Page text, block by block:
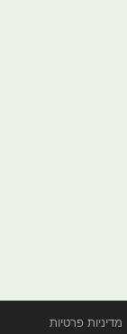
מדיניות פרטיות